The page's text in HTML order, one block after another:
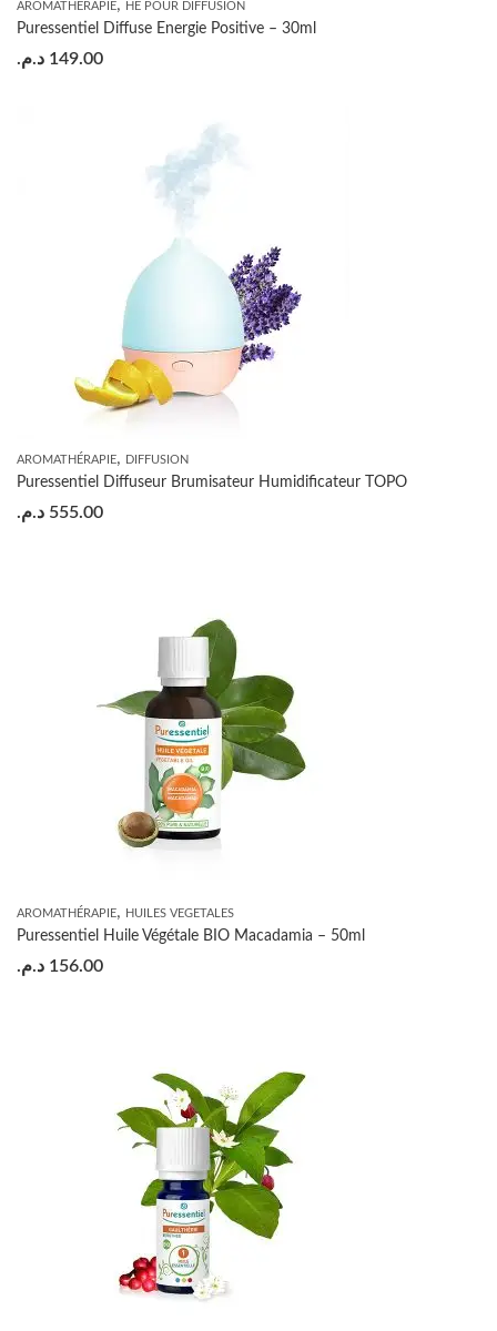
AROMATHÉRAPIE, HE POUR DIFFUSION
Puressentiel Diffuse Energie Positive – 30ml
149.00 د.م.
AROMATHÉRAPIE, DIFFUSION
Puressentiel Diffuseur Brumisateur Humidificateur TOPO
555.00 د.م.
AROMATHÉRAPIE, HUILES VEGETALES
Puressentiel Huile Végétale BIO Macadamia – 50ml
156.00 د.م.